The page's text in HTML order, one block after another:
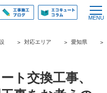
対応エリア
愛知県
ト交換工事、